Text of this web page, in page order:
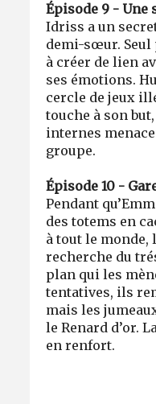
Épisode 9 - Une
Idriss a un
demi-sœur. Seul
à créer de lien
ses émotions.
cercle de jeux
touche à son
internes
groupe.
Épisode 10 -
Pendant
des totems en
à tout le monde,
recherche du
plan qui les
tentatives, ils
mais les
le Renard d’or.
en renfort.